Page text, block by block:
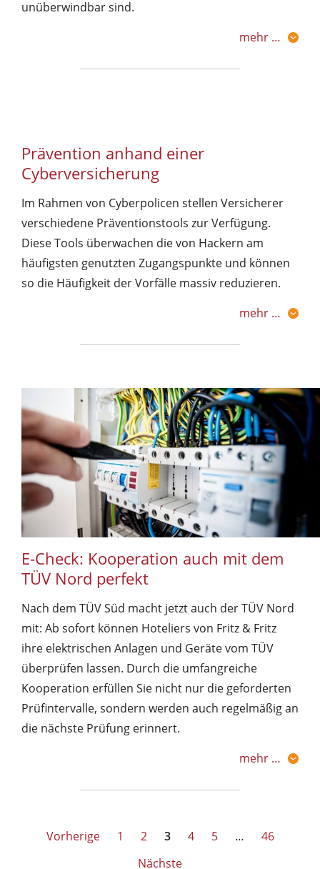
unüberwindbar sind.
mehr …
Prävention anhand einer
Cyberversicherung
Im Rahmen von Cyberpolicen stellen Versicherer
verschiedene Präventionstools zur Verfügung.
Diese Tools überwachen die von Hackern am
häufigsten genutzten Zugangspunkte und können
so die Häufigkeit der Vorfälle massiv reduzieren.
mehr …
E-Check: Kooperation auch mit dem
TÜV Nord perfekt
Nach dem TÜV Süd macht jetzt auch der TÜV Nord
mit: Ab sofort können Hoteliers von Fritz & Fritz
ihre elektrischen Anlagen und Geräte vom TÜV
überprüfen lassen. Durch die umfangreiche
Kooperation erfüllen Sie nicht nur die geforderten
Prüfintervalle, sondern werden auch regelmäßig an
die nächste Prüfung erinnert.
mehr …
Seitennummerierung
Vorherige 1 2 3 4 5 …
46
Nächste